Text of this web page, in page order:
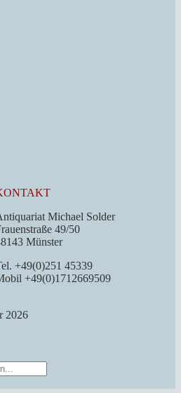
Michael Solder
49/50
Münster
+49(0)251 45339
+49(0)1712669509
2026